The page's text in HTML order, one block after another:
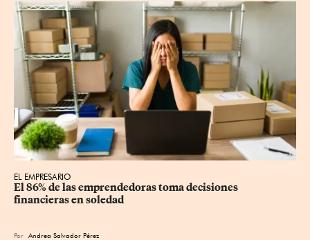
EL EMPRESARIO
El 86% de las emprendedoras toma decisiones
financieras en soledad
Por Andrea Salvador Pérez